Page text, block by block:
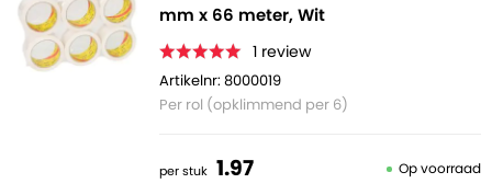
mm x 66 meter, Wit
1 review
Artikelnr: 8000019
Per rol (opklimmend per 6)
per stuk 1.97 Op voorraad